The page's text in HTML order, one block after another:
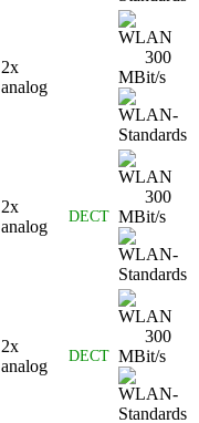
2x
analog
300
MBit/s
2x
analog
DECT
300
MBit/s
2x
analog
DECT
300
MBit/s